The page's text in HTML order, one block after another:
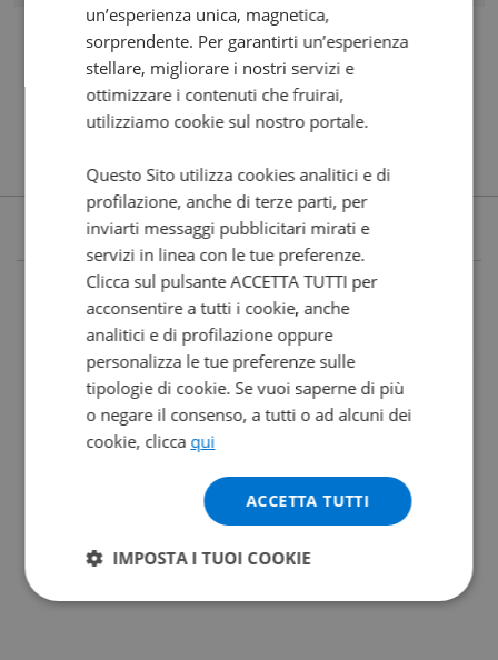
un’esperienza unica, magnetica,
sorprendente. Per garantirti un’esperienza
stellare, migliorare i nostri servizi e
ottimizzare i contenuti che fruirai,
utilizziamo cookie sul nostro portale.
Questo Sito utilizza cookies analitici e di
profilazione, anche di terze parti, per
inviarti messaggi pubblicitari mirati e
servizi in linea con le tue preferenze.
Clicca sul pulsante ACCETTA TUTTI per
acconsentire a tutti i cookie, anche
analitici e di profilazione oppure
personalizza le tue preferenze sulle
tipologie di cookie. Se vuoi saperne di più
o negare il consenso, a tutti o ad alcuni dei
cookie, clicca qui
ACCETTA TUTTI
IMPOSTA I TUOI COOKIE